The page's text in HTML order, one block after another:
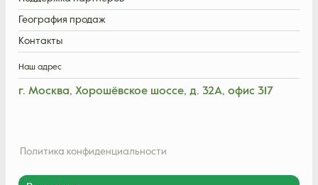
География продаж
Контакты
Политика конфиденциальности
Наш адрес
г. Москва, Хорошёвское шоссе, д. 32А, офис 317